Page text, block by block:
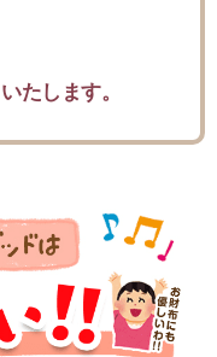
いたします。